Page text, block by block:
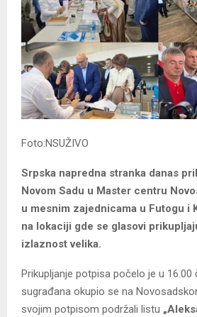
Foto:NSUŽIVO
Srpska napredna stranka danas
Novom Sadu u Master centru
u mesnim zajednicama u Futogu i
na lokaciji gde se glasovi
izlaznost velika.
Prikupljanje potpisa počelo je u 16.00
sugrađana okupio se na
svojim potpisom podržali listu